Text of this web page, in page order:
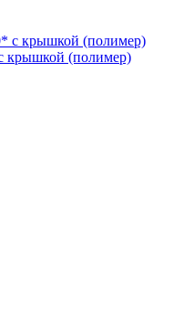
крышкой (полимер)